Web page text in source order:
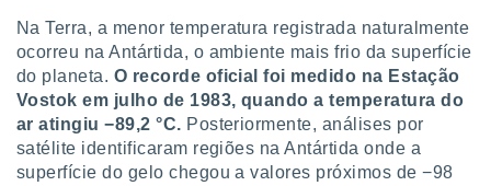
Na Terra, a menor temperatura registrada naturalmente
ocorreu na Antártida, o ambiente mais frio da superfície
do planeta. O recorde oficial foi medido na Estação
Vostok em julho de 1983, quando a temperatura do
ar atingiu −89,2 °C. Posteriormente, análises por
satélite identificaram regiões na Antártida onde a
superfície do gelo chegou a valores próximos de −98